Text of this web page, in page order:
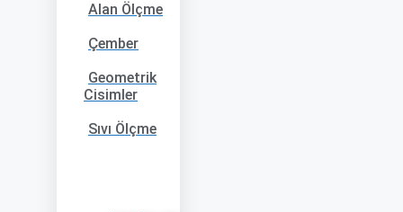
Alan Ölçme
Çember
Geometrik
Cisimler
Sıvı Ölçme